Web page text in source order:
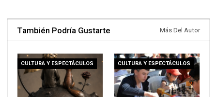
También Podría Gustarte Más Del Autor
CULTURA Y ESPECTÁCULOS CULTURA Y ESPECTÁCULOS